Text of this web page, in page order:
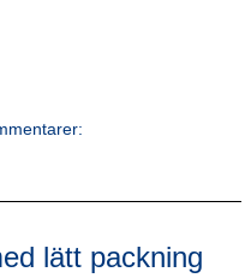
lätt packning